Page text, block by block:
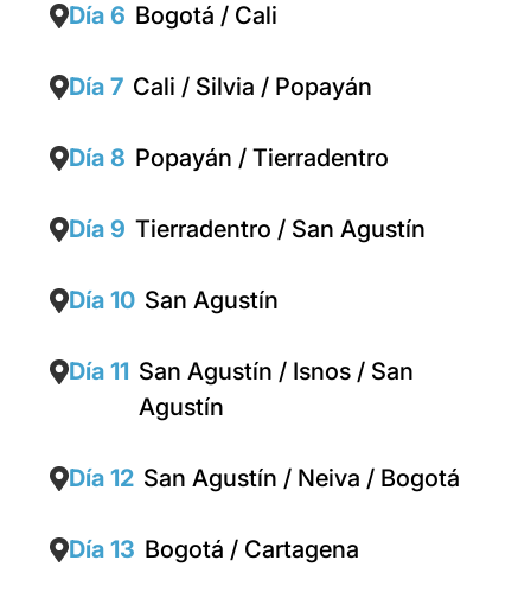
Día 6 Bogotá / Cali
Día 7 Cali / Silvia / Popayán
Día 8 Popayán / Tierradentro
Día 9 Tierradentro / San Agustín
Día 10 San Agustín
Día 11 San Agustín / Isnos / San
Agustín
Día 12 San Agustín / Neiva / Bogotá
Día 13 Bogotá / Cartagena